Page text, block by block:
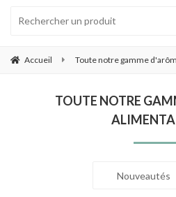
Accueil Toute notre gamme
TOUTE NOTRE